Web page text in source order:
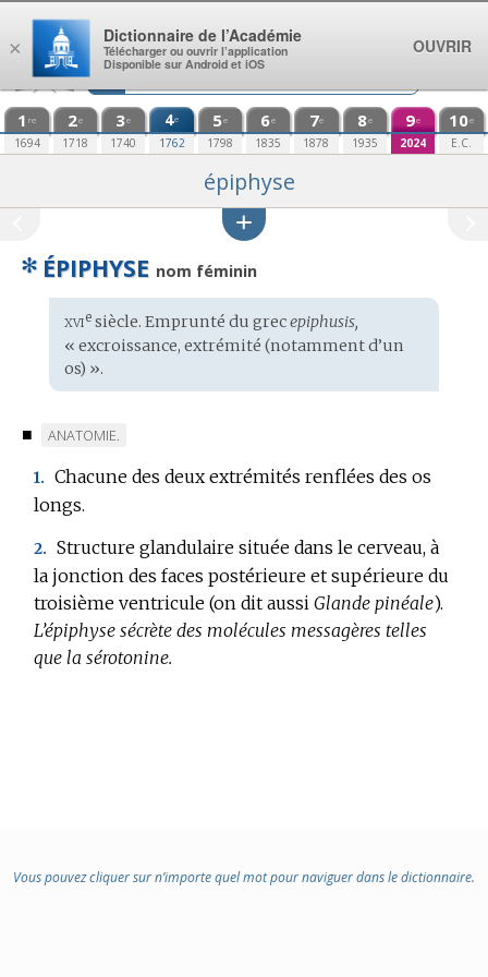
Aller au contenu
1 re
1694
2e
1718
3e
1740
4e
1762
5e
1798
6e
1835
7e
1878
8e
1935
9e
2024
10e
E.C.
épiphyse
✻ ÉPIPHYSE nom féminin
Étymologie
:
xviesiècle. Emprunté du grecepiphusis,
« excroissance, extrémité (notamment d’un
os) ».
■
MARQUE
DOMAINE
:
ANATOMIE.
1. Chacune des deux extrémités renflées des os
longs.
2. Structure glandulaire située dans le cerveau, à
la jonction des faces postérieure et supérieure du
troisième ventricule (on dit aussi Glande pinéale).
L’épiphyse sécrète des molécules messagères telles
que la sérotonine.
Vous pouvez cliquer sur n’importe quel mot pour naviguer dans le dictionnaire.
×
Dictionnaire de l’Académie
Télécharger ou ouvrir l’application
Disponible sur Android et iOS
OUVRIR